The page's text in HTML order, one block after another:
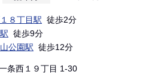
８丁目駅 徒歩2分
徒歩9分
公園駅 徒歩12分
条西１９丁目 1-30